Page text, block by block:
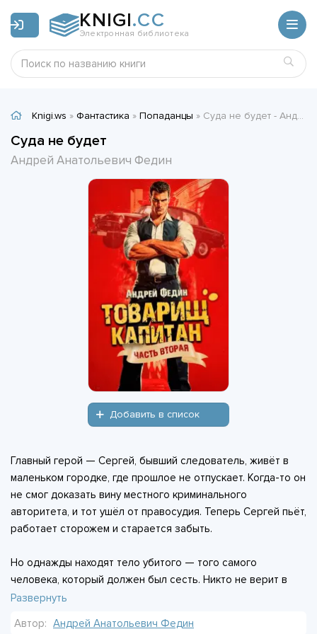
KNIGI.CC
Электронная библиотека
Knigi.ws » Фантастика » Попаданцы » Суда не будет - Андрей Анатольевич Федин
Суда не будет
Андрей Анатольевич Федин
Добавить в список
Главный герой — Сергей, бывший следователь, живёт в
маленьком городке, где прошлое не отпускает. Когда-то он
не смог доказать вину местного криминального
авторитета, и тот ушёл от правосудия. Теперь Сергей пьёт,
работает сторожем и старается забыть.
Но однажды находят тело убитого — того самого
человека, который должен был сесть. Никто не верит в
совпадение. В городе шепчутся: это месть. Сергея снова
Она уверена — он знает больше, чем говорит.
Развернуть
Автор: Андрей Анатольевич Федин